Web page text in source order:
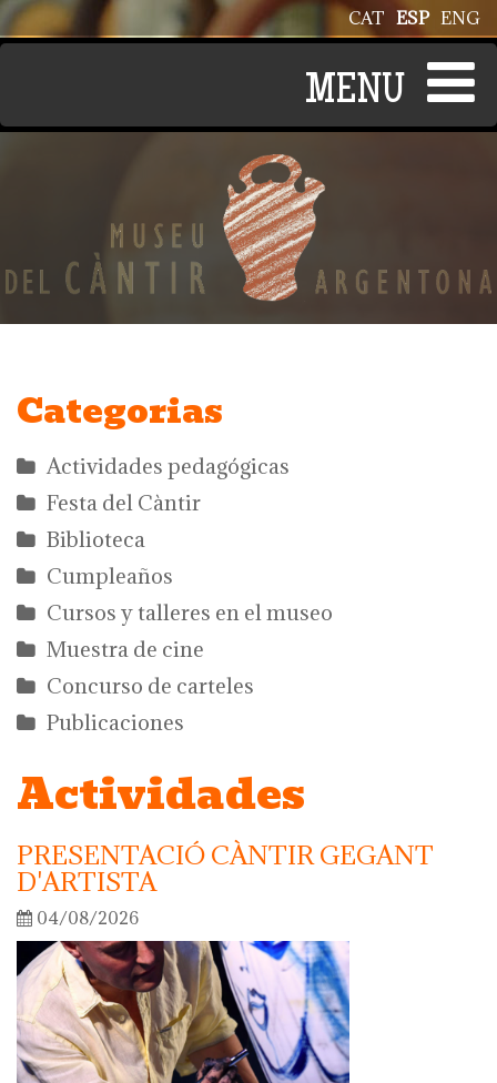
Pasar al contenido principal ENG
ESP
CAT
Categorias
Actividades pedagógicas
Festa del Càntir
Biblioteca
Cumpleaños
Cursos y talleres en el museo
Muestra de cine
Concurso de carteles
Publicaciones
Actividades
PRESENTACIÓ CÀNTIR GEGANT
D'ARTISTA
04/08/2026